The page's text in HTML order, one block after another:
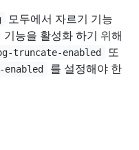
모두에서 자르기 기능
능을 활성화 하기 위해
truncate-enabled
또
를 설정해야 한